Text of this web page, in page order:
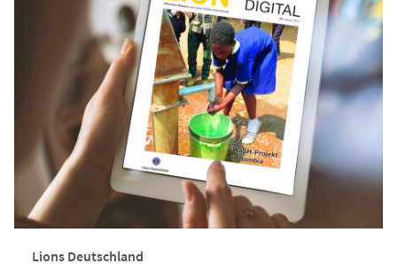
Lions Deutschland